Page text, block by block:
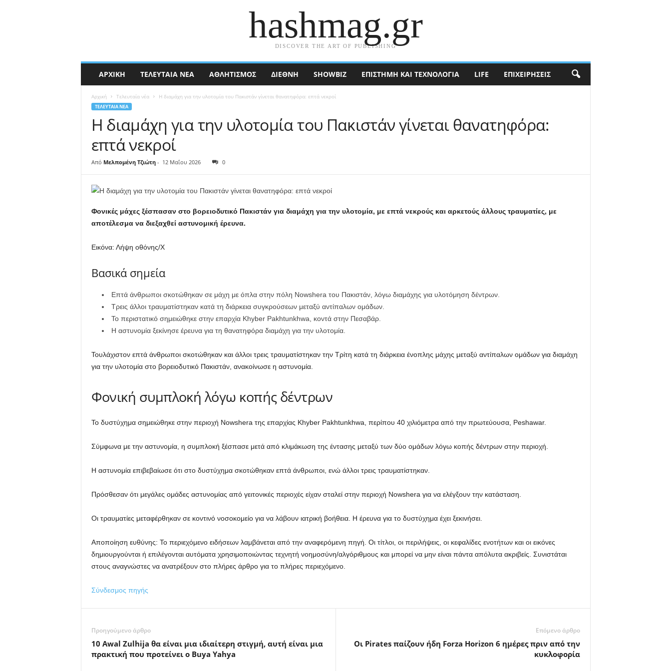
hashmag.gr
DISCOVER THE ART OF PUBLISHING
ΑΡΧΙΚΉ ΤΕΛΕΥΤΑΊΑ ΝΈΑ ΑΘΛΗΤΙΣΜΟΣ ΔΙΕΘΝΉ SHOWBIZ ΕΠΙΣΤΉΜΗ ΚΑΙ ΤΕΧΝΟΛΟΓΊΑ LIFE ΕΠΙΧΕΙΡΉΣΕΙΣ
Αρχική Τελευταία νέα Η διαμάχη για την υλοτομία του Πακιστάν γίνεται θανατηφόρα: επτά νεκροί
ΤΕΛΕΥΤΑΊΑ ΝΈΑ
Η διαμάχη για την υλοτομία του Πακιστάν γίνεται θανατηφόρα:
επτά νεκροί
Από Μελπομένη Τζιώτη - 12 Μαΐου 2026 0
Φονικές μάχες ξέσπασαν στο βορειοδυτικό Πακιστάν για διαμάχη για την υλοτομία, με επτά νεκρούς και αρκετούς άλλους τραυματίες, με
αποτέλεσμα να διεξαχθεί αστυνομική έρευνα.
Εικόνα: Λήψη οθόνης/Χ
Βασικά σημεία
Επτά άνθρωποι σκοτώθηκαν σε μάχη με όπλα στην πόλη Nowshera του Πακιστάν, λόγω διαμάχης για υλοτόμηση δέντρων.
Τρεις άλλοι τραυματίστηκαν κατά τη διάρκεια συγκρούσεων μεταξύ αντίπαλων ομάδων.
Το περιστατικό σημειώθηκε στην επαρχία Khyber Pakhtunkhwa, κοντά στην Πεσαβάρ.
Η αστυνομία ξεκίνησε έρευνα για τη θανατηφόρα διαμάχη για την υλοτομία.
Τουλάχιστον επτά άνθρωποι σκοτώθηκαν και άλλοι τρεις τραυματίστηκαν την Τρίτη κατά τη διάρκεια ένοπλης μάχης μεταξύ αντίπαλων ομάδων για διαμάχη
για την υλοτομία στο βορειοδυτικό Πακιστάν, ανακοίνωσε η αστυνομία.
Φονική συμπλοκή λόγω κοπής δέντρων
Το δυστύχημα σημειώθηκε στην περιοχή Nowshera της επαρχίας Khyber Pakhtunkhwa, περίπου 40 χιλιόμετρα από την πρωτεύουσα, Peshawar.
Σύμφωνα με την αστυνομία, η συμπλοκή ξέσπασε μετά από κλιμάκωση της έντασης μεταξύ των δύο ομάδων λόγω κοπής δέντρων στην περιοχή.
Η αστυνομία επιβεβαίωσε ότι στο δυστύχημα σκοτώθηκαν επτά άνθρωποι, ενώ άλλοι τρεις τραυματίστηκαν.
Πρόσθεσαν ότι μεγάλες ομάδες αστυνομίας από γειτονικές περιοχές είχαν σταλεί στην περιοχή Nowshera για να ελέγξουν την κατάσταση.
Οι τραυματίες μεταφέρθηκαν σε κοντινό νοσοκομείο για να λάβουν ιατρική βοήθεια. Η έρευνα για το δυστύχημα έχει ξεκινήσει.
Αποποίηση ευθύνης: Το περιεχόμενο ειδήσεων λαμβάνεται από την αναφερόμενη πηγή. Οι τίτλοι, οι περιλήψεις, οι κεφαλίδες ενοτήτων και οι εικόνες
δημιουργούνται ή επιλέγονται αυτόματα χρησιμοποιώντας τεχνητή νοημοσύνη/αλγόριθμους και μπορεί να μην είναι πάντα απόλυτα ακριβείς. Συνιστάται
στους αναγνώστες να ανατρέξουν στο πλήρες άρθρο για το πλήρες περιεχόμενο.
Σύνδεσμος πηγής
Προηγούμενο άρθρο
10 Awal Zulhija θα είναι μια ιδιαίτερη στιγμή, αυτή είναι μια
πρακτική που προτείνει ο Buya Yahya
Επόμενο άρθρο
Οι Pirates παίζουν ήδη Forza Horizon 6 ημέρες πριν από την
κυκλοφορία